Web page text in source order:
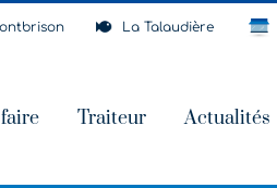
La Talaudière
Traiteur Actualités